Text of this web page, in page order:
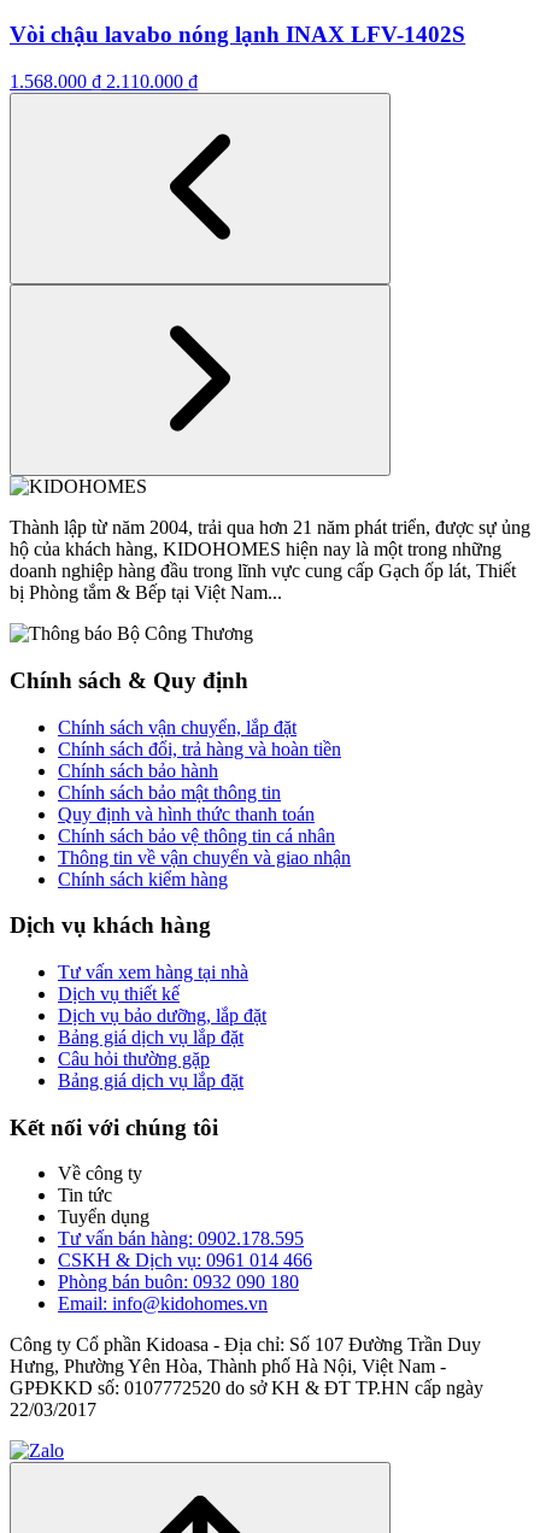
Vòi chậu lavabo nóng lạnh INAX LFV-1402S
1.568.000 ₫ 2.110.000 ₫
Thành lập từ năm 2004, trải qua hơn 21 năm phát triển, được sự ủng
hộ của khách hàng, KIDOHOMES hiện nay là một trong những
doanh nghiệp hàng đầu trong lĩnh vực cung cấp Gạch ốp lát, Thiết
bị Phòng tắm & Bếp tại Việt Nam...
Chính sách & Quy định
Chính sách vận chuyển, lắp đặt
Chính sách đổi, trả hàng và hoàn tiền
Chính sách bảo hành
Chính sách bảo mật thông tin
Quy định và hình thức thanh toán
Chính sách bảo vệ thông tin cá nhân
Thông tin về vận chuyển và giao nhận
Chính sách kiểm hàng
Dịch vụ khách hàng
Tư vấn xem hàng tại nhà
Dịch vụ thiết kế
Dịch vụ bảo dưỡng, lắp đặt
Bảng giá dịch vụ lắp đặt
Câu hỏi thường gặp
Bảng giá dịch vụ lắp đặt
Kết nối với chúng tôi
Về công ty
Tin tức
Tuyển dụng
Tư vấn bán hàng: 0902.178.595
CSKH & Dịch vụ: 0961 014 466
Phòng bán buôn: 0932 090 180
Email: info@kidohomes.vn
Công ty Cổ phần Kidoasa - Địa chỉ: Số 107 Đường Trần Duy
Hưng, Phường Yên Hòa, Thành phố Hà Nội, Việt Nam -
GPĐKKD số: 0107772520 do sở KH & ĐT TP.HN cấp ngày
22/03/2017